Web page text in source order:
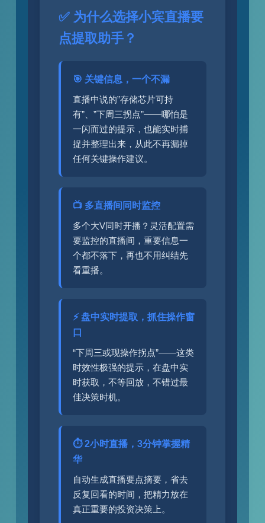
✅ 为什么选择小宾直播要
点提取助手？
🎯 关键信息，一个不漏
直播中说的”存储芯片可持
有”、”下周三拐点”——哪怕是
一闪而过的提示，也能实时捕
捉并整理出来，从此不再漏掉
任何关键操作建议。
📺 多直播间同时监控
多个大V同时开播？灵活配置需
要监控的直播间，重要信息一
个都不落下，再也不用纠结先
看重播。
⚡ 盘中实时提取，抓住操作窗
口
“下周三或现操作拐点”——这类
时效性极强的提示，在盘中实
时获取，不等回放，不错过最
佳决策时机。
⏱️ 2小时直播，3分钟掌握精
华
自动生成直播要点摘要，省去
反复回看的时间，把精力放在
真正重要的投资决策上。